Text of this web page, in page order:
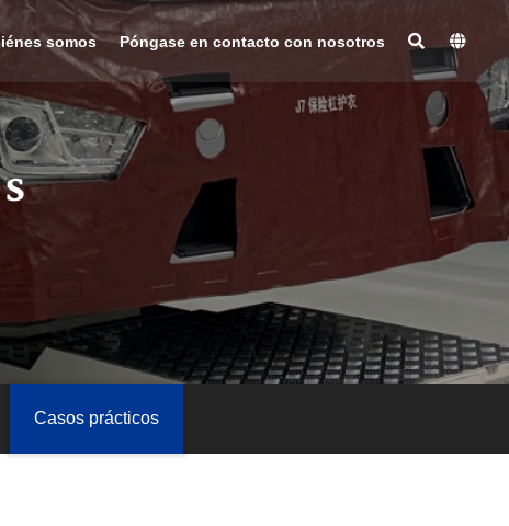
somos Póngase en contacto con nosotros
Casos prácticos